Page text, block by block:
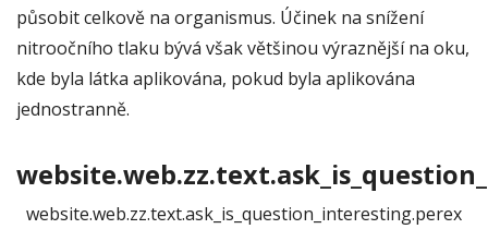
působit celkově na organismus. Účinek na snížení
nitroočního tlaku bývá však většinou výraznější na oku,
kde byla látka aplikována, pokud byla aplikována
jednostranně.
website.web.zz.text.ask_is_question_interesting.perex